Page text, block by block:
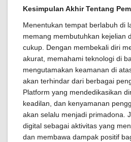
Kesimpulan Akhir Tentang
Menentukan tempat berlabuh di
memang membutuhkan kejelian
cukup. Dengan membekali diri
akurat, memahami teknologi di
mengutamakan keamanan di
akan terhindar dari berbagai
Platform yang mendedikasikan
keadilan, dan kenyamanan
akan selalu menjadi primadona.
digital sebagai aktivitas yang
dan membawa dampak positif